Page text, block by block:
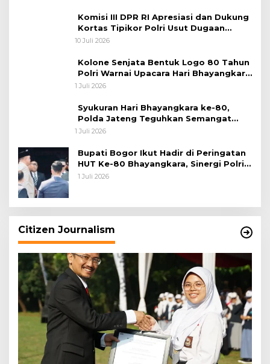
Komisi III DPR RI Apresiasi dan Dukung
Kortas Tipikor Polri Usut Dugaan
Korupsi Batu Bara
10 Juli 2026
Kolone Senjata Bentuk Logo 80 Tahun
Polri Warnai Upacara Hari Bhayangkara
ke-80
1 Juli 2026
Syukuran Hari Bhayangkara ke-80,
Polda Jateng Teguhkan Semangat
Pengabdian dan Pererat Kebersamaan
1 Juli 2026
Bupati Bogor Ikut Hadir di Peringatan
HUT Ke-80 Bhayangkara, Sinergi Polri
dan Pemkab Bogor Jadi Kunci Menjaga
1 Juli 2026
Citizen Journalism